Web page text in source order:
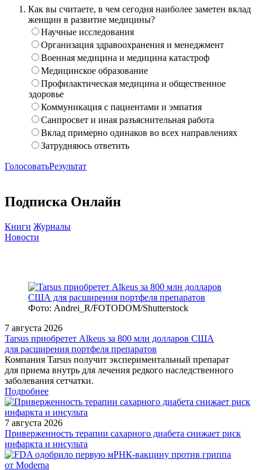
Как вы считаете, в чем сегодня наиболее заметен вклад
женщин в развитие медицины?
Научные исследования
Организация здравоохранения и менеджмент
Военная медицина и медицина катастроф
Медицинское образование
Профилактическая медицина и общественное
здоровье
Коммуникация с пациентами и эмпатия
Санпросвет и иная разъяснительная работа
Вклад примерно одинаков во всех направлениях
Затрудняюсь ответить
ГолосоватьРезультат
Подписка Онлайн
Книги Журналы
Новости
Фото: Andrei_R/FOTODOM/Shutterstock
7 августа 2026
Tarsus приобретет Alkeus за 800 млн долларов США
для расширения портфеля препаратов
Компания Tarsus получит экспериментальный препарат
для приема внутрь для лечения редкого наследственного
заболевания сетчатки.
Подробнее
7 августа 2026
Приверженность терапии сахарного диабета снижает риск
инфаркта и инсульта